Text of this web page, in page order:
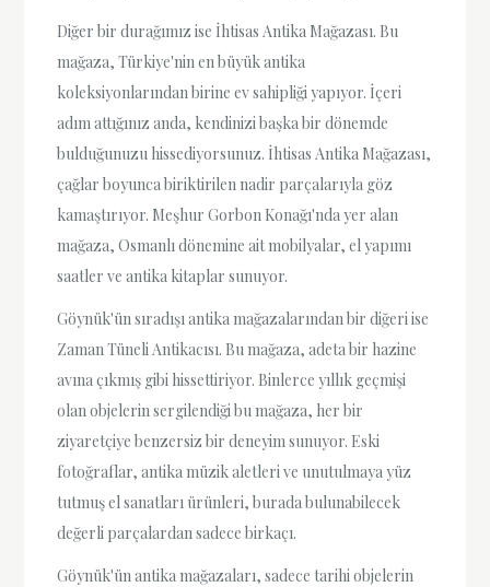
Diğer bir durağımız ise İhtisas Antika Mağazası. Bu
mağaza, Türkiye'nin en büyük antika
koleksiyonlarından birine ev sahipliği yapıyor. İçeri
adım attığınız anda, kendinizi başka bir dönemde
bulduğunuzu hissediyorsunuz. İhtisas Antika Mağazası,
çağlar boyunca biriktirilen nadir parçalarıyla göz
kamaştırıyor. Meşhur Gorbon Konağı'nda yer alan
mağaza, Osmanlı dönemine ait mobilyalar, el yapımı
saatler ve antika kitaplar sunuyor.
Göynük'ün sıradışı antika mağazalarından bir diğeri ise
Zaman Tüneli Antikacısı. Bu mağaza, adeta bir hazine
avına çıkmış gibi hissettiriyor. Binlerce yıllık geçmişi
olan objelerin sergilendiği bu mağaza, her bir
ziyaretçiye benzersiz bir deneyim sunuyor. Eski
fotoğraflar, antika müzik aletleri ve unutulmaya yüz
tutmuş el sanatları ürünleri, burada bulunabilecek
değerli parçalardan sadece birkaçı.
Göynük'ün antika mağazaları, sadece tarihi objelerin